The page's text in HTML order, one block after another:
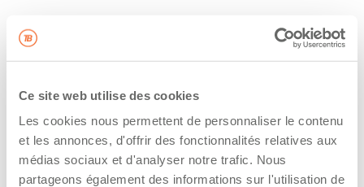
Ce site web utilise des cookies
Les cookies nous permettent de personnaliser le contenu
et les annonces, d'offrir des fonctionnalités relatives aux
médias sociaux et d'analyser notre trafic. Nous
partageons également des informations sur l'utilisation de